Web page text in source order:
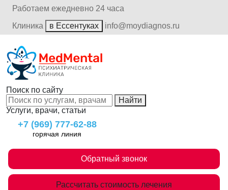
Работаем ежедневно 24 часа
Клиника
в Ессентуках info@moydiagnos.ru
Поиск по сайту
Найти
Услуги, врачи, статьи
+7 (969) 777-62-88
горячая линия
Обратный звонок
Рассчитать стоимость лечения